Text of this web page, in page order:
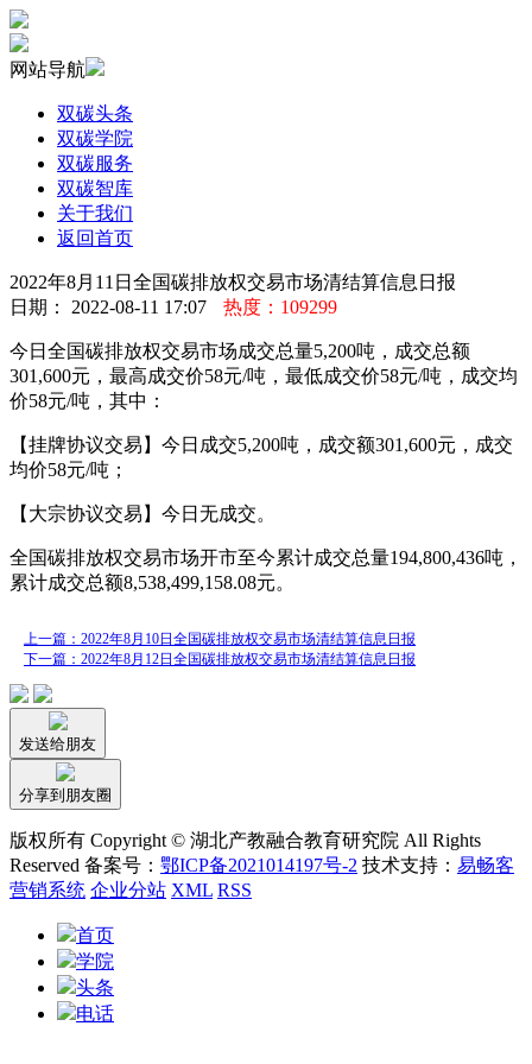
网站导航
双碳头条
双碳学院
双碳服务
双碳智库
关于我们
返回首页
2022年8月11日全国碳排放权交易市场清结算信息日报
日期： 2022-08-11 17:07
热度：109299
今日全国碳排放权交易市场成交总量5,200吨，成交总额
301,600元，最高成交价58元/吨，最低成交价58元/吨，成交均
价58元/吨，其中：
【挂牌协议交易】今日成交5,200吨，成交额301,600元，成交
均价58元/吨；
【大宗协议交易】今日无成交。
全国碳排放权交易市场开市至今累计成交总量194,800,436吨，
累计成交总额8,538,499,158.08元。
上一篇：2022年8月10日全国碳排放权交易市场清结算信息日报
下一篇：2022年8月12日全国碳排放权交易市场清结算信息日报
发送给朋友
分享到朋友圈
版权所有 Copyright © 湖北产教融合教育研究院 All Rights
Reserved 备案号： 鄂ICP备2021014197号-2 技术支持： 易畅客
营销系统 企业分站 XML RSS
首页
学院
头条
电话